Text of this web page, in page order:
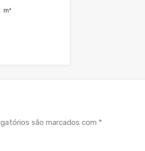
m²
são marcados com *